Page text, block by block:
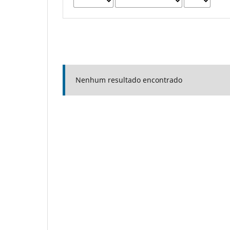
Nenhum resultado encontrado